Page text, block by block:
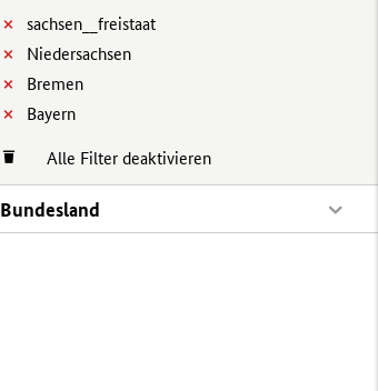
sachsen__freistaat
Niedersachsen
Bremen
Bayern
Alle Filter deaktivieren
Bundesland